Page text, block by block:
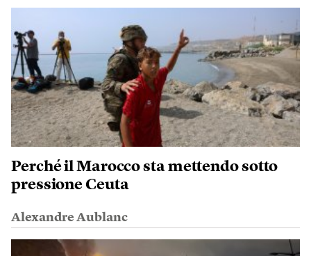
Perché il Marocco sta mettendo sotto
pressione Ceuta
Alexandre Aublanc